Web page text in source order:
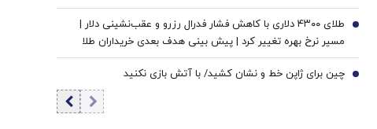
طلای ۴۳۰۰ دلاری با کاهش فشار فدرال رزرو و عقب‌نشینی دلار |
مسیر نرخ بهره تغییر کرد | پیش بینی هدف بعدی خریداران طلا
9
چین برای ژاپن خط و نشان کشید/ با آتش بازی نکنید 10